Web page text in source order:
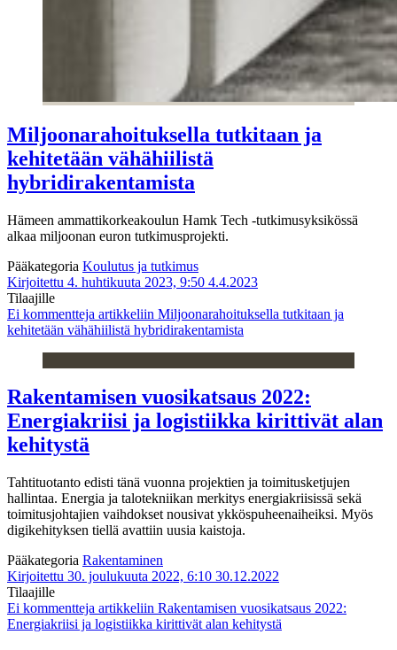
Miljoonarahoituksella tutkitaan ja
kehitetään vähähiilistä
hybridirakentamista
Hämeen ammattikorkeakoulun Hamk Tech -tutkimusyksikössä
alkaa miljoonan euron tutkimusprojekti.
Pääkategoria Koulutus ja tutkimus
Kirjoitettu 4. huhtikuuta 2023, 9:50 4.4.2023
Tilaajille
Ei kommentteja artikkeliin Miljoonarahoituksella tutkitaan ja
kehitetään vähähiilistä hybridirakentamista
Rakentamisen vuosikatsaus 2022:
Energiakriisi ja logistiikka kirittivät alan
kehitystä
Tahtituotanto edisti tänä vuonna projektien ja toimitusketjujen
hallintaa. Energia ja talotekniikan merkitys energiakriisissä sekä
toimitusjohtajien vaihdokset nousivat ykköspuheenaiheiksi. Myös
digikehityksen tiellä avattiin uusia kaistoja.
Pääkategoria Rakentaminen
Kirjoitettu 30. joulukuuta 2022, 6:10 30.12.2022
Tilaajille
Ei kommentteja artikkeliin Rakentamisen vuosikatsaus 2022:
Energiakriisi ja logistiikka kirittivät alan kehitystä